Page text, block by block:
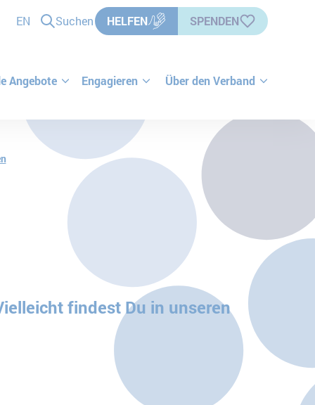
EN Suchen HELFEN SPENDEN
Angebote Engagieren Über den Verband
findest Du in unseren